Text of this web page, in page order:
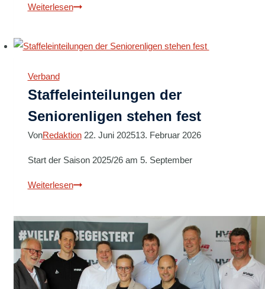
WeiterlesenHVNB-
Recken
Stuttgart
Verband
Staffeleinteilungen der
Seniorenligen stehen fest
VonRedaktion 22. Juni 202513. Februar 2026
Start der Saison 2025/26 am 5. September
WeiterlesenStaffeleinteilungen
Seniorenligen
stehen
fest